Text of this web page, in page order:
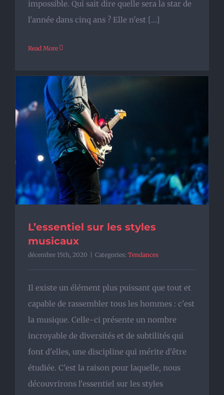
impossible. Qui sait dire quelle sera la star de
l'année dans cinq ans ? Elle n'est [...]
Read More
L’essentiel sur les styles
musicaux
décembre 15th, 2020 | Categories: Tendances
Il existe un élément plus puissant que tout et
capable de rassembler tous les hommes : c'est
la musique. Celle-ci présente un nombre
incroyable de diversités et de subtilités qui
font d'elles, une discipline qui mérite d'être
étudiée. C'est la raison pour laquelle, nous
découvrirons l'essentiel sur les styles